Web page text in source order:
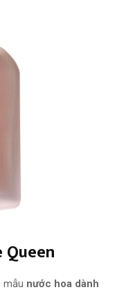
mẫu nước hoa dành